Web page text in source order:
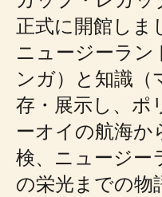
正式に開館しま
ニュージーラン
ンガ）と知識
存・展示し、ポ
ーオイの航海
検、ニュージー
の栄光までの物